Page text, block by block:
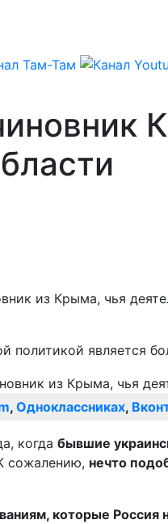
из Крыма, чья
политикой является
, Одноклассниках,
когда бывшие
сожалению, нечто
которые Россия